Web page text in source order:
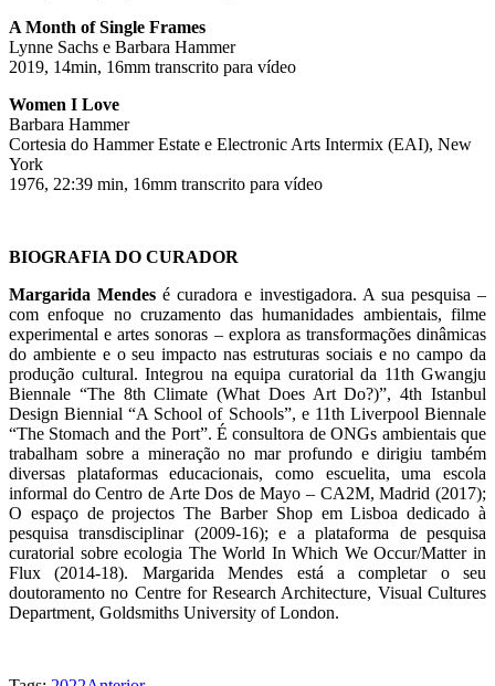
A Month of Single Frames
Lynne Sachs e Barbara Hammer
2019, 14min, 16mm transcrito para vídeo
Women I Love
Barbara Hammer
Cortesia do Hammer Estate e Electronic Arts Intermix (EAI), New
York
1976, 22:39 min, 16mm transcrito para vídeo
BIOGRAFIA DO CURADOR
Margarida Mendes é curadora e investigadora. A sua pesquisa –
com enfoque no cruzamento das humanidades ambientais, filme
experimental e artes sonoras – explora as transformações dinâmicas
do ambiente e o seu impacto nas estruturas sociais e no campo da
produção cultural. Integrou na equipa curatorial da 11th Gwangju
Biennale “The 8th Climate (What Does Art Do?)”, 4th Istanbul
Design Biennial “A School of Schools”, e 11th Liverpool Biennale
“The Stomach and the Port”. É consultora de ONGs ambientais que
trabalham sobre a mineração no mar profundo e dirigiu também
diversas plataformas educacionais, como escuelita, uma escola
informal do Centro de Arte Dos de Mayo – CA2M, Madrid (2017);
O espaço de projectos The Barber Shop em Lisboa dedicado à
pesquisa transdisciplinar (2009-16); e a plataforma de pesquisa
curatorial sobre ecologia The World In Which We Occur/Matter in
Flux (2014-18). Margarida Mendes está a completar o seu
doutoramento no Centre for Research Architecture, Visual Cultures
Department, Goldsmiths University of London.